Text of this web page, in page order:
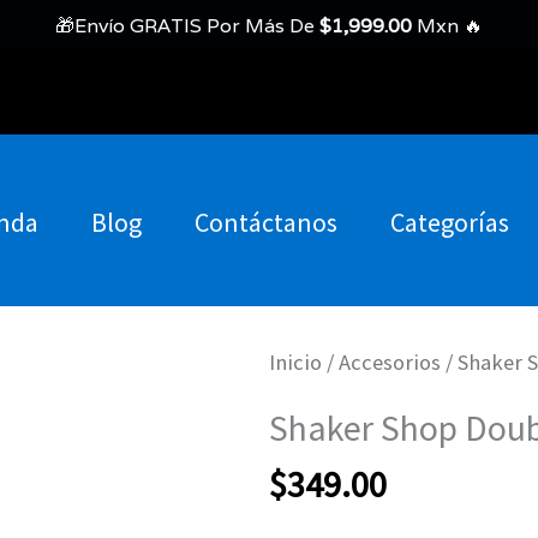
Blog Contáctanos
Categorías
Inicio /Accesorios / Shaker
Shaker Shop
$349.00
🎁Envío GRATIS Por Más De $1,999.00 Mxn 🔥